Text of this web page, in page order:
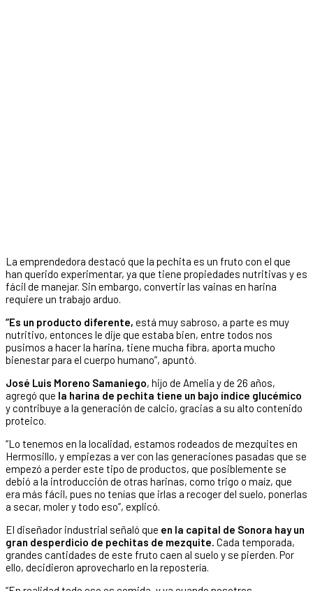
La emprendedora destacó que la pechita es un fruto con el que
han querido experimentar, ya que tiene propiedades nutritivas y es
fácil de manejar. Sin embargo, convertir las vainas en harina
requiere un trabajo arduo.
“Es un producto diferente, está muy sabroso, a parte es muy
nutritivo, entonces le dije que estaba bien, entre todos nos
pusimos a hacer la harina, tiene mucha fibra, aporta mucho
bienestar para el cuerpo humano”, apuntó.
José Luis Moreno Samaniego, hijo de Amelia y de 26 años,
agregó que la harina de pechita tiene un bajo índice glucémico
y contribuye a la generación de calcio, gracias a su alto contenido
proteico.
“Lo tenemos en la localidad, estamos rodeados de mezquites en
Hermosillo, y empiezas a ver con las generaciones pasadas que se
empezó a perder este tipo de productos, que posiblemente se
debió a la introducción de otras harinas, como trigo o maíz, que
era más fácil, pues no tenías que irlas a recoger del suelo, ponerlas
a secar, moler y todo eso”, explicó.
El diseñador industrial señaló que en la capital de Sonora hay un
gran desperdicio de pechitas de mezquite. Cada temporada,
grandes cantidades de este fruto caen al suelo y se pierden. Por
ello, decidieron aprovecharlo en la repostería.